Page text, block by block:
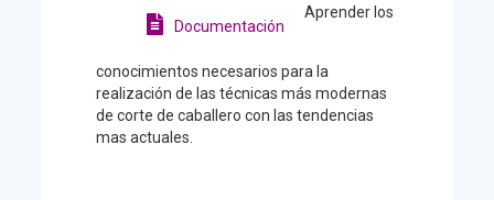
Documentación
Aprender los
conocimientos necesarios para la
realización de las técnicas más modernas
de corte de caballero con las tendencias
mas actuales.